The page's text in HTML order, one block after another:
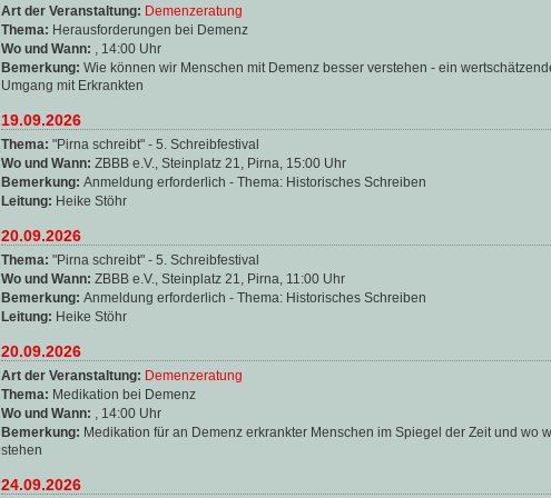
Art der Veranstaltung: Demenzeratung
Thema: Herausforderungen bei Demenz
Wo und Wann:
, 14:00 Uhr
Bemerkung: Wie können wir Menschen mit Demenz besser verstehen - ein
Umgang mit Erkrankten
19.09.2026
Thema: "Pirna schreibt" - 5. Schreibfestival
Wo und Wann: ZBBB e.V., Steinplatz 21, Pirna, 15:00 Uhr
Bemerkung: Anmeldung erforderlich - Thema: Historisches Schreiben
Leitung: Heike Stöhr
20.09.2026
Thema: "Pirna schreibt" - 5. Schreibfestival
Wo und Wann: ZBBB e.V., Steinplatz 21, Pirna, 11:00 Uhr
Bemerkung: Anmeldung erforderlich - Thema: Historisches Schreiben
Leitung: Heike Stöhr
20.09.2026
Art der Veranstaltung: Demenzeratung
Thema: Medikation bei Demenz
Wo und Wann:
, 14:00 Uhr
Bemerkung: Medikation für an Demenz erkrankter Menschen im Spiegel der Zeit und wo
stehen
24.09.2026